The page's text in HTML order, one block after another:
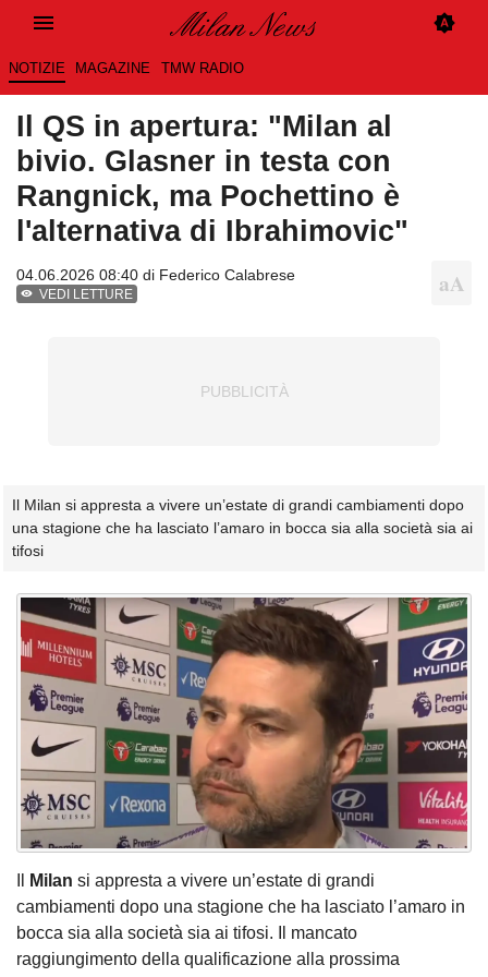
NOTIZIE MAGAZINE TMW RADIO
Il QS in apertura: "Milan al
bivio. Glasner in testa con
Rangnick, ma Pochettino è
l'alternativa di Ibrahimovic"
04.06.2026 08:40 di Federico Calabrese
VEDI LETTURE
Il Milan si appresta a vivere un’estate di grandi cambiamenti dopo
una stagione che ha lasciato l’amaro in bocca sia alla società sia ai
tifosi
Milan si appresta a vivere un’estate di grandi
cambiamenti dopo una stagione che ha lasciato l’amaro in
bocca sia alla società sia ai tifosi. Il mancato
raggiungimento della qualificazione alla prossima